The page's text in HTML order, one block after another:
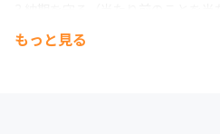
で点数をつけるイメージです。
もっと見る